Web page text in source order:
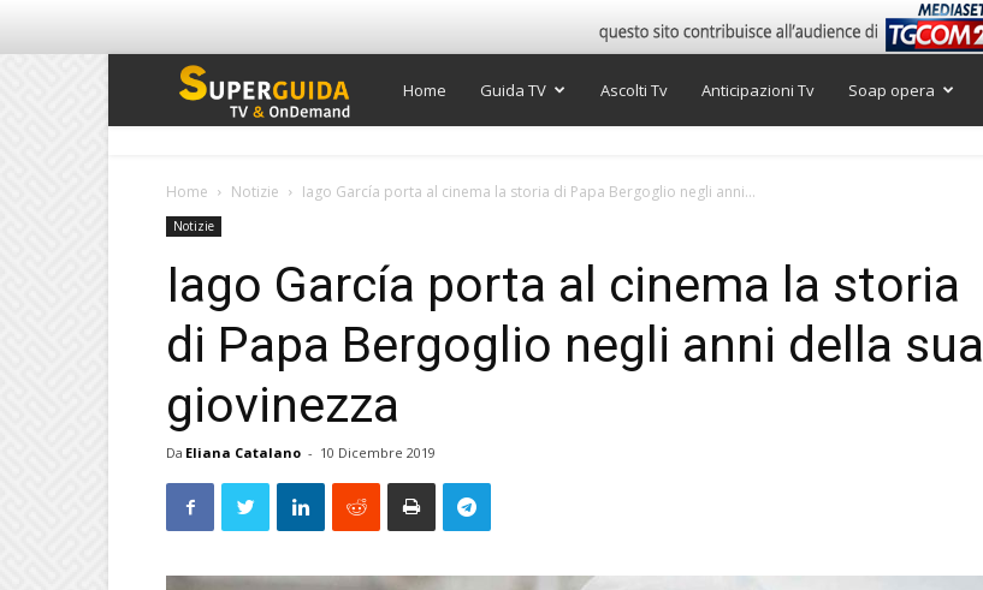
Super
Home Guida TV Ascolti Tv Anticipazioni Tv Soap opera
Home Notizie Iago García porta al cinema la storia di Papa Bergoglio negli anni...
Notizie
Iago García porta al cinema la storia
di Papa Bergoglio negli anni della sua
giovinezza
Da Eliana Catalano - 10 Dicembre 2019